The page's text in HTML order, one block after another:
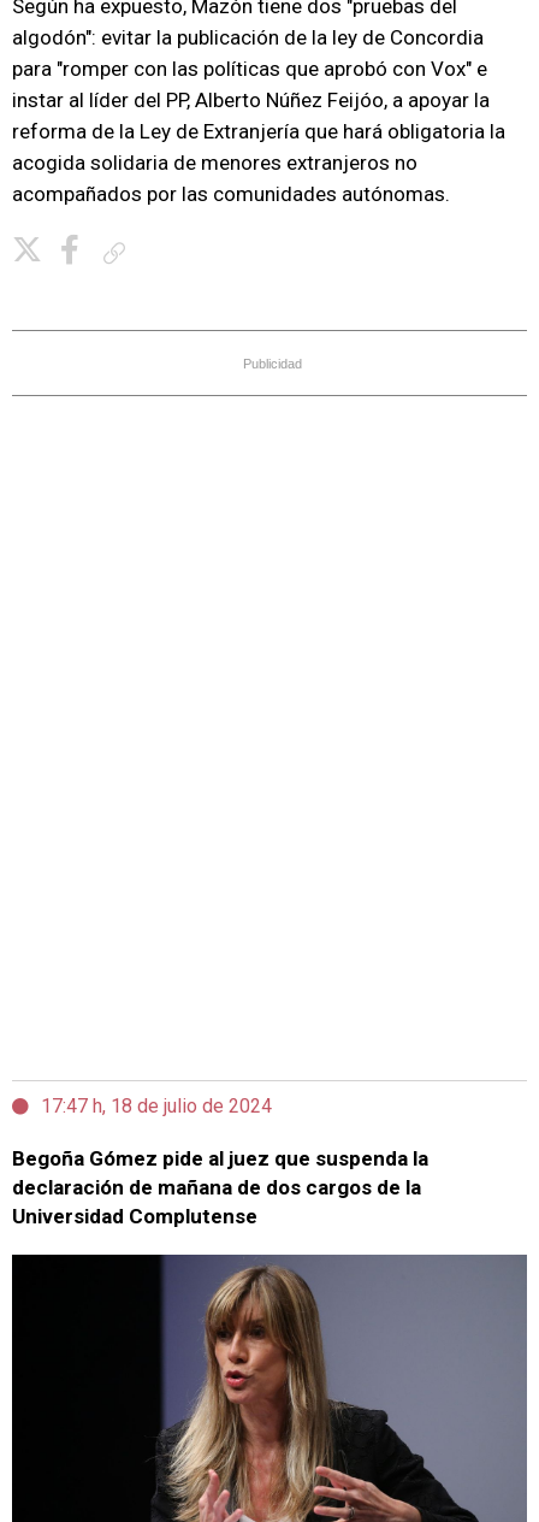
Según ha expuesto, Mazón tiene dos "pruebas del
algodón": evitar la publicación de la ley de Concordia
para "romper con las políticas que aprobó con Vox" e
instar al líder del PP, Alberto Núñez Feijóo, a apoyar la
reforma de la Ley de Extranjería que hará obligatoria la
acogida solidaria de menores extranjeros no
acompañados por las comunidades autónomas.
Publicidad
17:47 h, 18 de julio de 2024
Begoña Gómez pide al juez que suspenda la
declaración de mañana de dos cargos de la
Universidad Complutense